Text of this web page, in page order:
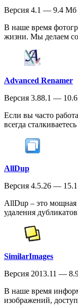
Версия 4.1 — 9.4 Мб
В наше время
жизни. Мы делаем
Advanced Renamer
Версия 3.88.1 —
Если вы часто
всегда
AllDup
Версия 4.5.26 —
AllDup – это мощная
удаления
SimilarImages
Версия 2013.11 —
В наше время
изображений,